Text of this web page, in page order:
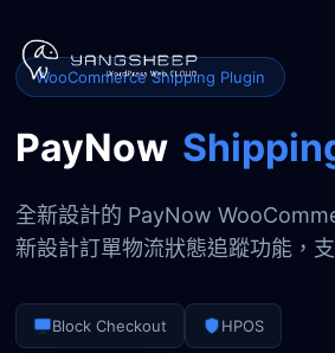
主
WooCommerce Shipping Plugin
PayNow
全新設計的 PayNow
新設計訂單物流狀態追蹤功能，支
Block Checkout HPOS